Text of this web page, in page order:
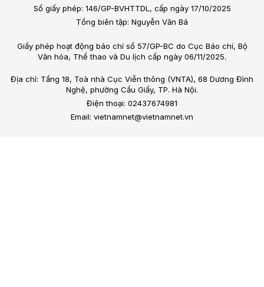
Số giấy phép: 146/GP-BVHTTDL, cấp ngày 17/10/2025
Tổng biên tập: Nguyễn Văn Bá
Giấy phép hoạt động báo chí số 57/GP-BC do Cục Báo chí, Bộ
Văn hóa, Thể thao và Du lịch cấp ngày 06/11/2025.
Địa chỉ: Tầng 18, Toà nhà Cục Viễn thông (VNTA), 68 Dương Đình
Nghệ, phường Cầu Giấy, TP. Hà Nội.
Điện thoại: 02437674981
Email: vietnamnet@vietnamnet.vn